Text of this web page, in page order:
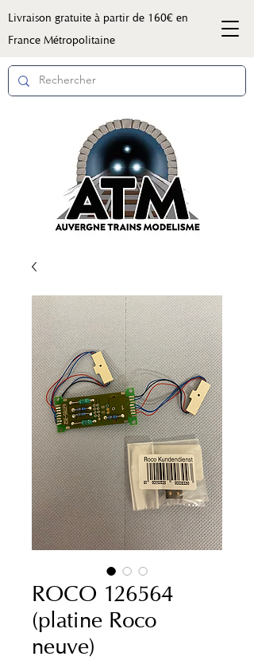
Livraison gratuite à partir de 160€ en
France Métropolitaine
ROCO 126564
(platine Roco
neuve)